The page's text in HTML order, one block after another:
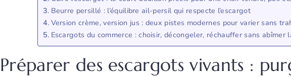
Beurre persillé : l’équilibre ail-persil qui respecte l’escargot
Version crème, version jus : deux pistes modernes pour varier sans
Escargots du commerce : choisir, décongeler, réchauffer sans abîmer
Préparer des escargots vivants :